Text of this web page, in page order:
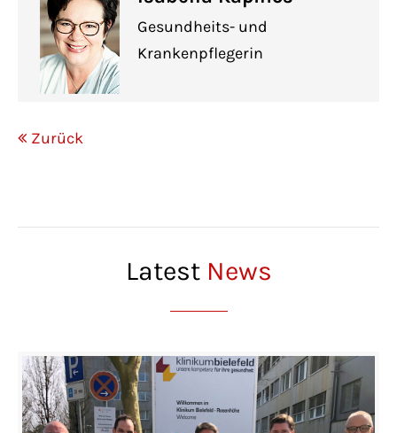
Gesundheits- und
Krankenpflegerin
Zurück
Latest News